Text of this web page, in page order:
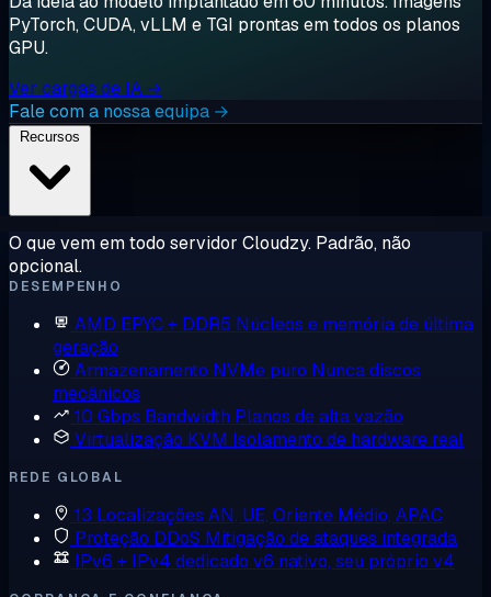
PyTorch, CUDA, vLLM e TGI prontas em todos os planos
GPU.
Ver cargas de IA →
Fale com a nossa equipa →
O que vem em todo servidor Cloudzy. Padrão, não
opcional.
DESEMPENHO
AMD EPYC + DDR5 Núcleos e memória de última
geração
Armazenamento NVMe puro Nunca discos
mecânicos
10 Gbps Bandwidth Planos de alta vazão
Virtualização KVM Isolamento de hardware real
REDE GLOBAL
13 Localizações AN, UE, Oriente Médio, APAC
Proteção DDoS Mitigação de ataques integrada
IPv6 + IPv4 dedicado v6 nativo, seu próprio v4